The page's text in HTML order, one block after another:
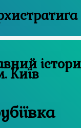
архів
Київ